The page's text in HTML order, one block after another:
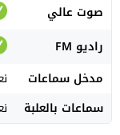
صوت عالي
راديو FM
مدخل سماعات
سماعات بالعلبة